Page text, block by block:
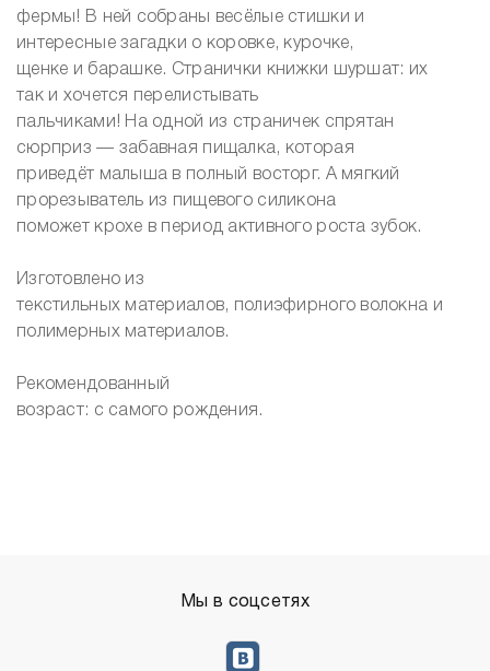
фермы! В ней собраны весёлые стишки и
интересные загадки о коровке, курочке,
щенке и барашке. Странички книжки шуршат: их
так и хочется перелистывать
пальчиками! На одной из страничек спрятан
сюрприз — забавная пищалка, которая
приведёт малыша в полный восторг. А мягкий
прорезыватель из пищевого силикона
поможет крохе в период активного роста зубок.
Изготовлено из
текстильных материалов, полиэфирного волокна и
полимерных материалов.
Рекомендованный
возраст: с самого рождения.
Мы в соцсетях